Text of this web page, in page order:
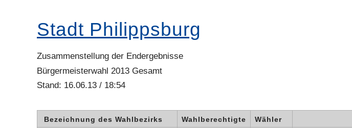
Stadt Philippsburg
Zusammenstellung der Endergebnisse
Bürgermeisterwahl 2013 Gesamt
Stand: 16.06.13 / 18:54
Bezeichnung des Wahlbezirks Wahlberechtigte Wähler